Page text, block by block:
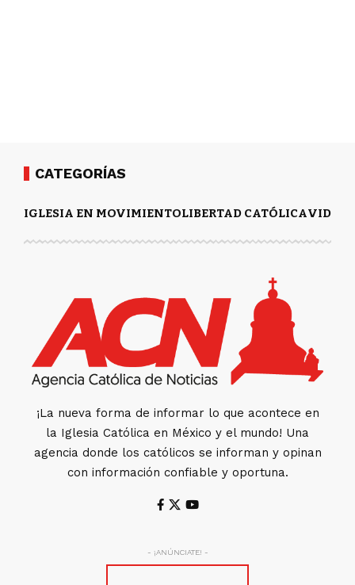
CATEGORÍAS
IGLESIA EN MOVIMIENTOLIBERTAD CATÓLICAVIDA
¡La nueva forma de informar lo que acontece en
la Iglesia Católica en México y el mundo! Una
agencia donde los católicos se informan y opinan
con información confiable y oportuna.
- ¡ANÚNCIATE! -